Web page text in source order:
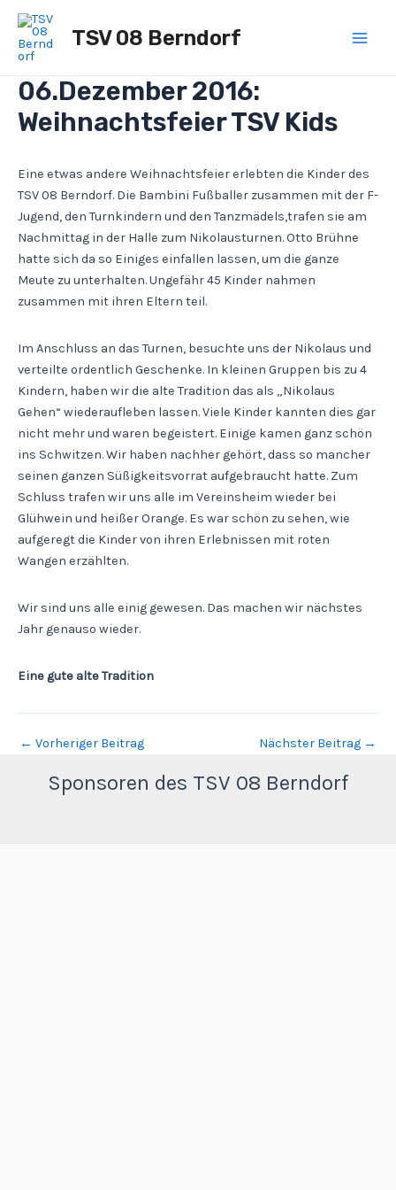
Inhalt
springen
TSV 08 Berndorf
06.Dezember 2016:
Weihnachtsfeier TSV Kids
Eine etwas andere Weihnachtsfeier erlebten die Kinder des
TSV 08 Berndorf. Die Bambini Fußballer zusammen mit der F-
Jugend, den Turnkindern und den Tanzmädels,trafen sie am
Nachmittag in der Halle zum Nikolausturnen. Otto Brühne
hatte sich da so Einiges einfallen lassen, um die ganze
Meute zu unterhalten. Ungefähr 45 Kinder nahmen
zusammen mit ihren Eltern teil.
Im Anschluss an das Turnen, besuchte uns der Nikolaus und
verteilte ordentlich Geschenke. In kleinen Gruppen bis zu 4
Kindern, haben wir die alte Tradition das als „Nikolaus
Gehen“ wiederaufleben lassen. Viele Kinder kannten dies gar
nicht mehr und waren begeistert. Einige kamen ganz schön
ins Schwitzen. Wir haben nachher gehört, dass so mancher
seinen ganzen Süßigkeitsvorrat aufgebraucht hatte. Zum
Schluss trafen wir uns alle im Vereinsheim wieder bei
Glühwein und heißer Orange. Es war schön zu sehen, wie
aufgeregt die Kinder von ihren Erlebnissen mit roten
Wangen erzählten.
Wir sind uns alle einig gewesen. Das machen wir nächstes
Jahr genauso wieder.
Eine gute alte Tradition
navigation
← Vorheriger Beitrag Nächster Beitrag →
Sponsoren des TSV 08 Berndorf